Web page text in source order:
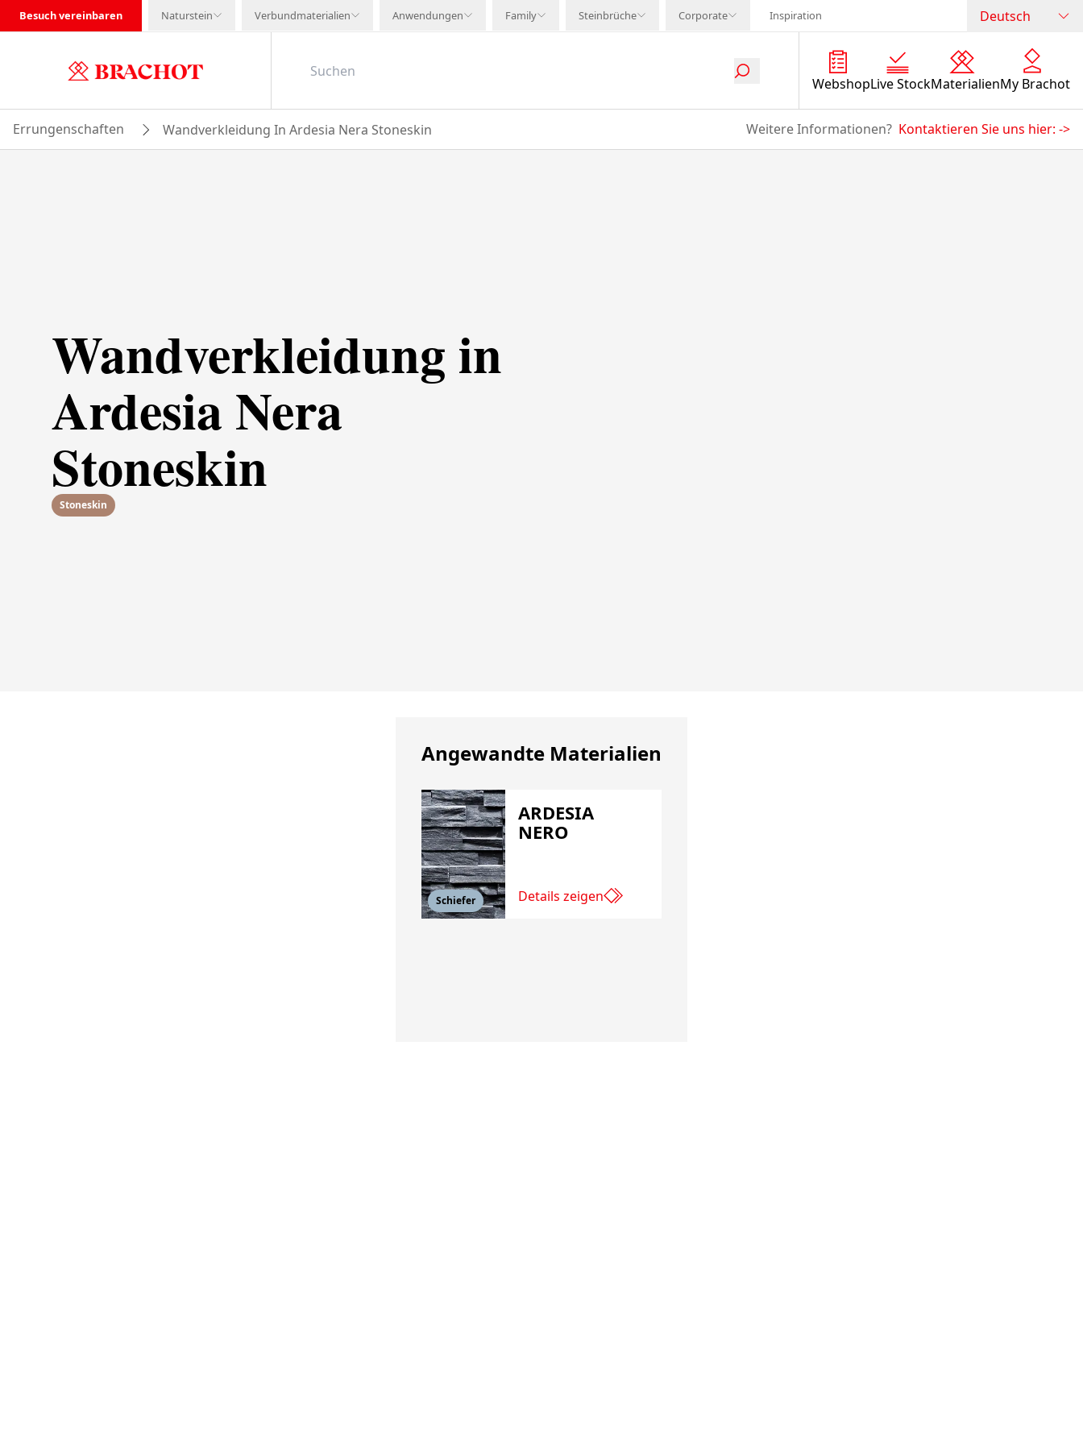
Besuch vereinbaren Naturstein Verbundmaterialien Anwendungen Family Steinbrüche Corporate Inspiration Deutsch
WebshopLive StockMaterialienMy Brachot
Errungenschaften Wandverkleidung In Ardesia Nera Stoneskin Weitere Informationen? Kontaktieren Sie uns hier: ->
Wandverkleidung in
Ardesia Nera
Stoneskin
Stoneskin
Angewandte Materialien
Schiefer
ARDESIA
NERO
Details zeigen